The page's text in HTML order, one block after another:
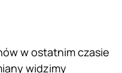
w ostatnim czasie
widzimy